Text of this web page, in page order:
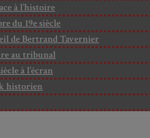
à l’histoire
du 19e siècle
de Bertrand Tavernier
au tribunal
à l’écran
historien